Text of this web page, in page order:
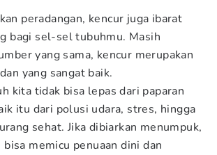
peradangan, kencur juga ibarat
bagi sel-sel tubuhmu. Masih
yang sama, kencur merupakan
yang sangat baik.
kita tidak bisa lepas dari paparan
itu dari polusi udara, stres, hingga
sehat. Jika dibiarkan menumpuk,
memicu penuaan dini dan